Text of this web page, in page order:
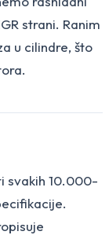
strani. Ranim
u cilindre, što
svakih 10.000-